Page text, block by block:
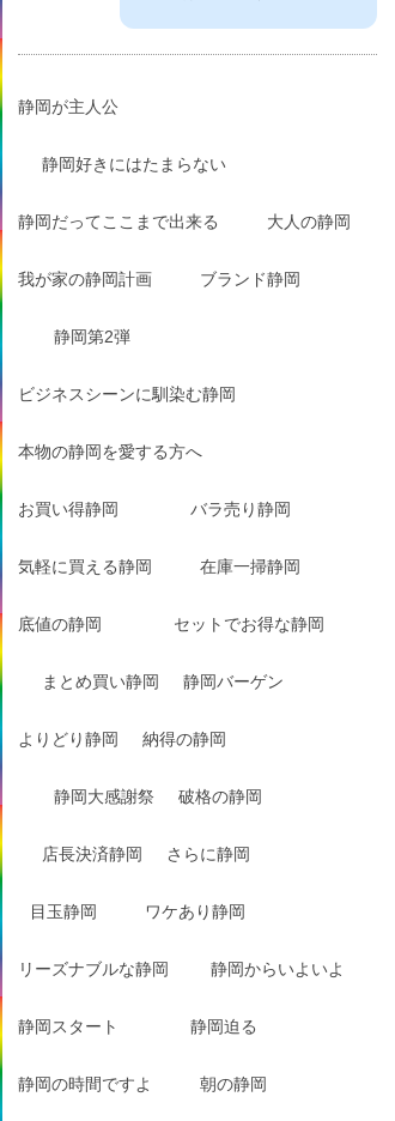
静岡が主人公
静岡好きにはたまらない
静岡だってここまで出来る 大人の静岡
我が家の静岡計画 ブランド静岡
静岡第2弾
ビジネスシーンに馴染む静岡
本物の静岡を愛する方へ
お買い得静岡 バラ売り静岡
気軽に買える静岡 在庫一掃静岡
底値の静岡 セットでお得な静岡
まとめ買い静岡 静岡バーゲン
よりどり静岡 納得の静岡
静岡大感謝祭 破格の静岡
店長決済静岡 さらに静岡
目玉静岡 ワケあり静岡
リーズナブルな静岡 静岡からいよいよ
静岡スタート 静岡迫る
静岡の時間ですよ 朝の静岡